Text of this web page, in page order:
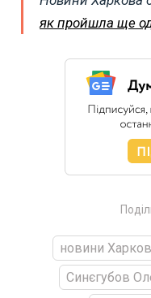
як пройшла ще
новини
Синєгубов